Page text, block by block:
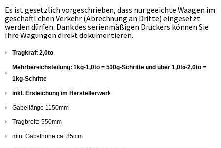
Es ist gesetzlich vorgeschrieben, dass nur geeichte Waagen im
geschäftlichen Verkehr (Abrechnung an Dritte) eingesetzt
werden dürfen. Dank des serienmäßigen Druckers können Sie
Ihre Wägungen direkt dokumentieren.
Tragkraft 2,0to
Mehrbereichsteilung: 1kg-1,0to = 500g-Schritte und über 1,0to-2,0to =
1kg-Schritte
inkl. Ersteichung im Herstellerwerk
Gabellänge 1150mm
Tragbreite 550mm
min. Gabelhöhe ca. 85mm